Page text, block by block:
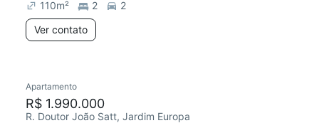
110m² 2
2
Ver contato
Redecorar
Apartamento
R$ 1.990.000
R. Doutor João Satt, Jardim Europa